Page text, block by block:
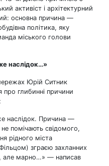
активіст і архітектурний
основна причина —
політика, яку
міського голови
наслідок…»
Юрій Ситник
про глибинні причини
наслідок. Причина —
не помічають свідомого,
рідного міста
зграєю захланних
але марно…» — написав